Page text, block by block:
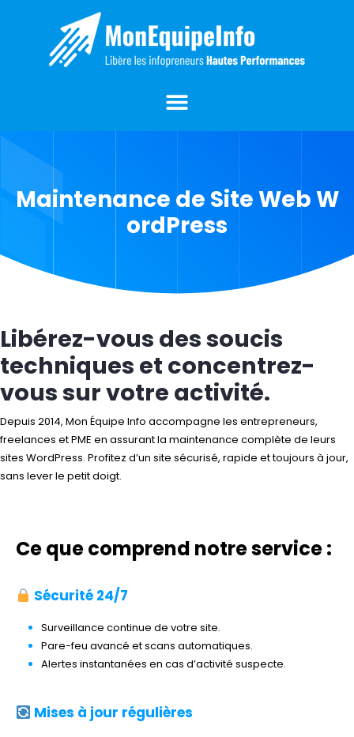
Maintenance de Site Web W
ordPress
Libérez-vous des soucis
techniques et concentrez-
vous sur votre activité.
Depuis 2014, Mon Équipe Info accompagne les entrepreneurs,
freelances et PME en assurant la maintenance complète de leurs
sites WordPress. Profitez d’un site sécurisé, rapide et toujours à jour,
sans lever le petit doigt.
Ce que comprend notre service :
Sécurité 24/7
Surveillance continue de votre site.
Pare-feu avancé et scans automatiques.
Alertes instantanées en cas d’activité suspecte.
Mises à jour régulières